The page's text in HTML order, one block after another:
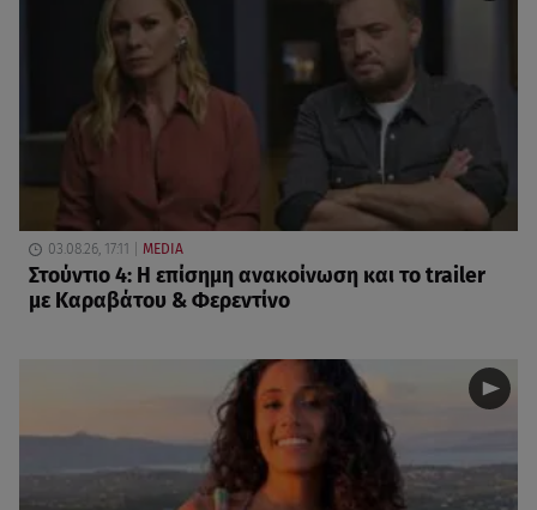
03.08.26, 17:11 MEDIA
Στούντιο 4: Η επίσημη ανακοίνωση και το trailer
με Καραβάτου & Φερεντίνο